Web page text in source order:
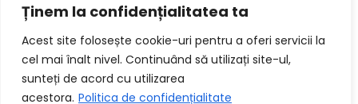
Ținem la confidențialitatea ta
Acest site folosește cookie-uri pentru a oferi servicii la
cel mai înalt nivel. Continuând să utilizați site-ul,
sunteți de acord cu utilizarea
acestora. Politica de confidențialitate
Chec marmorat cu dovleac